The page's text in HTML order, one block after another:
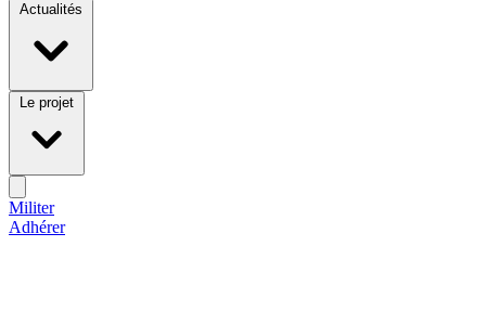
Actualités
Le projet
Militer
Adhérer